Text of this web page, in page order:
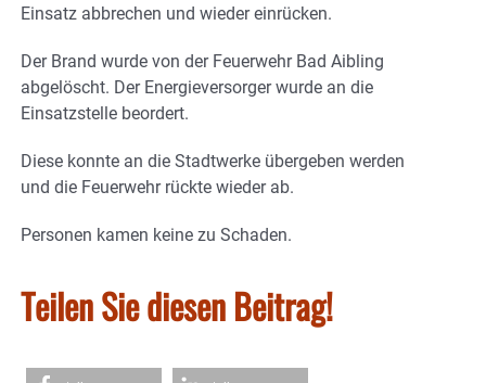
Einsatz abbrechen und wieder einrücken.
Der Brand wurde von der Feuerwehr Bad Aibling
abgelöscht. Der Energieversorger wurde an die
Einsatzstelle beordert.
Diese konnte an die Stadtwerke übergeben werden
und die Feuerwehr rückte wieder ab.
Personen kamen keine zu Schaden.
Teilen Sie diesen Beitrag!